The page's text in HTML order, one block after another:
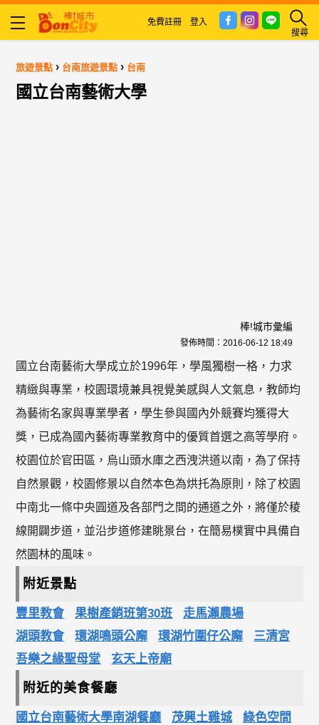
搜尋
免費註冊 登入
旅遊景點 › 台南旅遊景點 › 台南
國立台南藝術大學
棒!城市彙編
發佈時間： 2016-06-12 18:49
國立台南藝術大學成立於1996年，學風獨樹一格，力求
精緻與專業，校園環境兼具視覺美感與人文氣息，教師均
為藝術名家與專業學者，學生參與國內外競賽均獲得大
獎，已成為國內藝術專業教育中的優質首選之高等學府。
校園位於官田區，烏山頭水庫之西洩洪道以南，為了保持
自然景觀，校園修景以自然本色為烘托為原則，除了校園
中南北一條中央圓道及各部門之間的通道之外，將僅於稜
線開闢步道，並沿步道修建眺景台，在簡易樸實中具備自
然園林的風味。
附近景點
豐里教會 果樹產銷班第30班
走馬瀨農場
湖頭教會
環湖鳴頭公廨 環湖竹圍仔公廨
三清宮
吾樂之緣聖母堂
玄天上帝廟
附近的美食餐廳
國立台南藝術大學南湖餐廳 茂興土雞城
綠色空間